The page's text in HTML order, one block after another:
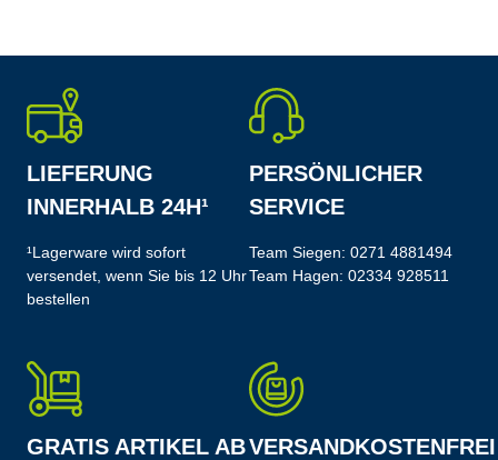
LIEFERUNG
INNERHALB 24H¹
¹Lagerware wird sofort
versendet, wenn Sie bis 12 Uhr
bestellen
PERSÖNLICHER
SERVICE
Team Siegen: 0271 4881494
Team Hagen: 02334 928511
GRATIS ARTIKEL ABVERSANDKOSTENFREI